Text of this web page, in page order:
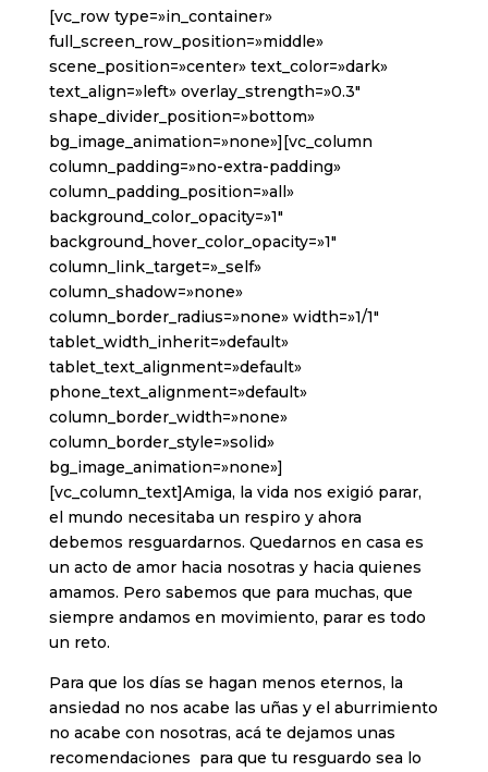
[vc_row type=»in_container»
full_screen_row_position=»middle»
scene_position=»center» text_color=»dark»
text_align=»left» overlay_strength=»0.3″
shape_divider_position=»bottom»
bg_image_animation=»none»][vc_column
column_padding=»no-extra-padding»
column_padding_position=»all»
background_color_opacity=»1″
background_hover_color_opacity=»1″
column_link_target=»_self»
column_shadow=»none»
column_border_radius=»none» width=»1/1″
tablet_width_inherit=»default»
tablet_text_alignment=»default»
phone_text_alignment=»default»
column_border_width=»none»
column_border_style=»solid»
bg_image_animation=»none»]
[vc_column_text]Amiga, la vida nos exigió parar,
el mundo necesitaba un respiro y ahora
debemos resguardarnos. Quedarnos en casa es
un acto de amor hacia nosotras y hacia quienes
amamos. Pero sabemos que para muchas, que
siempre andamos en movimiento, parar es todo
un reto.
Para que los días se hagan menos eternos, la
ansiedad no nos acabe las uñas y el aburrimiento
no acabe con nosotras, acá te dejamos unas
recomendaciones para que tu resguardo sea lo